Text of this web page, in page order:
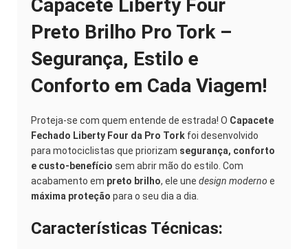
Capacete Liberty Four
Preto Brilho Pro Tork –
Segurança, Estilo e
Conforto em Cada Viagem!
Proteja-se com quem entende de estrada! O Capacete
Fechado Liberty Four da Pro Tork foi desenvolvido
para motociclistas que priorizam segurança, conforto
e custo-benefício sem abrir mão do estilo. Com
acabamento em preto brilho, ele une design moderno e
máxima proteção para o seu dia a dia.
Características Técnicas: